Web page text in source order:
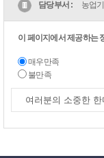
담당부서 : 농업
이 페이지에서 제공하는
매우만족
불만족